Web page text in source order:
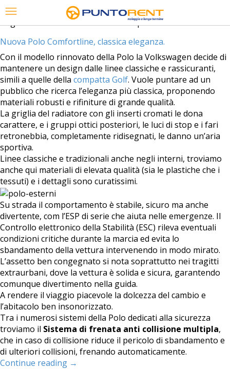
Tag Archives:caratteristiche nuova polo
Nuova Polo Comfortline, classica eleganza.
Con il modello rinnovato della Polo la Volkswagen decide di
mantenere un design dalle linee classiche e rassicuranti,
simili a quelle della compatta Golf. Vuole puntare ad un
pubblico che ricerca l’eleganza più classica, proponendo
materiali robusti e rifiniture di grande qualità.
La griglia del radiatore con gli inserti cromati le dona
carattere, e i gruppi ottici posteriori, le luci di stop e i fari
retronebbia, completamente ridisegnati, le danno un’aria
sportiva.
Linee classiche e tradizionali anche negli interni, troviamo
anche qui materiali di elevata qualità (sia le plastiche che i
tessuti) e i dettagli sono curatissimi.
Su strada il comportamento è stabile, sicuro ma anche
divertente, com l’ESP di serie che aiuta nelle emergenze. Il
Controllo elettronico della Stabilità (ESC) rileva eventuali
condizioni critiche durante la marcia ed evita lo
sbandamento della vettura intervenendo in modo mirato.
L’assetto ben congegnato si nota soprattutto nei tragitti
extraurbani, dove la vettura è solida e sicura, garantendo
comunque divertimento nella guida.
A rendere il viaggio piacevole la dolcezza del cambio e
l’abitacolo ben insonorizzato.
Tra i numerosi sistemi della Polo dedicati alla sicurezza
troviamo il Sistema di frenata anti collisione multipla,
che in caso di collisione riduce il pericolo di sbandamento e
di ulteriori collisioni, frenando automaticamente.
Continue reading →